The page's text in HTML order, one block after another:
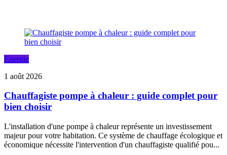
Energie
1 août 2026
Chauffagiste pompe à chaleur : guide complet pour
bien choisir
L'installation d'une pompe à chaleur représente un investissement
majeur pour votre habitation. Ce système de chauffage écologique et
économique nécessite l'intervention d'un chauffagiste qualifié pou...